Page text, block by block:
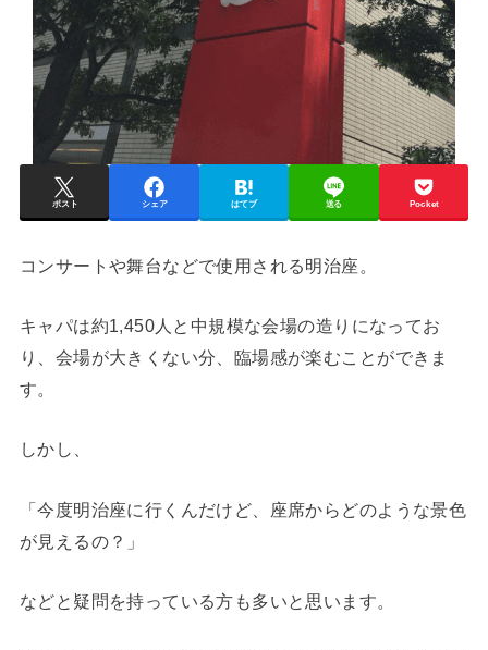
ポスト シェア はてブ 送る Pocket
コンサートや舞台などで使用される明治座。
キャパは約1,450人と中規模な会場の造りになってお
り、会場が大きくない分、臨場感が楽むことができま
す。
しかし、
「今度明治座に行くんだけど、座席からどのような景色
が見えるの？」
などと疑問を持っている方も多いと思います。